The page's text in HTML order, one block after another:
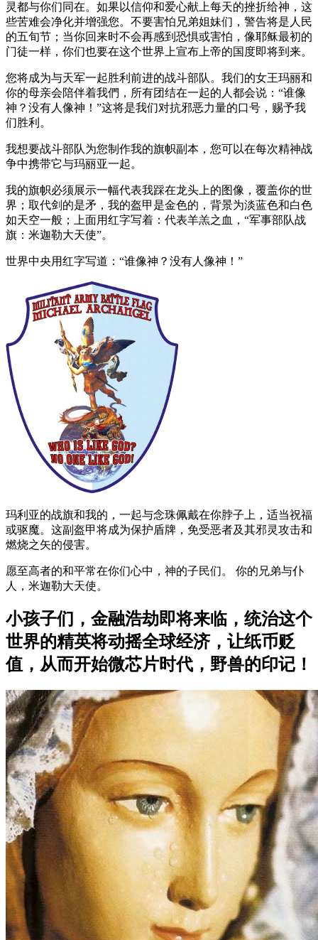
灵都与你们同在。如果以信仰和爱心献上每天的挫折给神，这
些苦难会净化并增强您。不要害怕兄弟姐妹们，警告将是人民
的五旬节；当你回来时不会再感到恐惧或害怕，像耶稣最初的
门徒一样，你们也要在这个世界上宣布上帝的国度即将到来。
您将成为与天军一起胜利前进的战斗部队。我们的女王玛丽和
你的母亲会陪伴着我們，所有团结在一起的人都会说：“谁像
神？没有人像神！”这将是我们对抗邪恶力量的口号，赐予我
们胜利。
我想要战斗部队为您制作我的旗帜副本，您可以在每次精神战
争中携带它与玛丽亚一起。
我的旗帜必须展示一幅代表我踩在龙头上的图像，覆盖你的世
界；取代剑的是矛，我的盔甲是金色的，背景为淡蓝色和白色
如天空一般；上面用红字写着：代表羊羔之血，“军事部队战
旗：米迦勒大天使”。
世界中央用红字写道：“谁像神？没有人像神！”
玛利亚的战旗和我的，一起与念珠佩戴在你脖子上，适当祝福
或驱魔。这副盔甲将成为保护盾牌，免受恶者及其邪灵攻击和
燃烧之矢的侵害。
愿至高者的和平常在你们心中，神的子民们。 你的兄弟与仆
人，米迦勒大天使。
小孩子们，金融浩劫即将来临，统治这个
世界的精英将动摇全球经济，让纸币贬
值，从而开始微芯片时代，野兽的印记！